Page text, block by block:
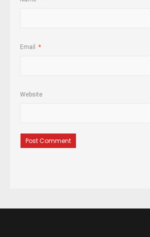
Email *
Website